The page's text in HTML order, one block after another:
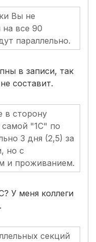
Вы не
на все 90
параллельно.
в записи, так
составит.
в сторону
"1С" по
3 дня (2,5) за
но с
и проживанием.
У меня коллеги
секций